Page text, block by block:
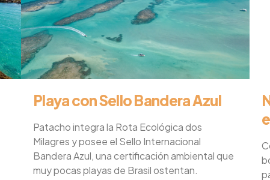
Playa con Sello Bandera Azul
Patacho integra la Rota Ecológica dos
Milagres y posee el Sello Internacional
Bandera Azul, una certificación ambiental que
muy pocas playas de Brasil ostentan.